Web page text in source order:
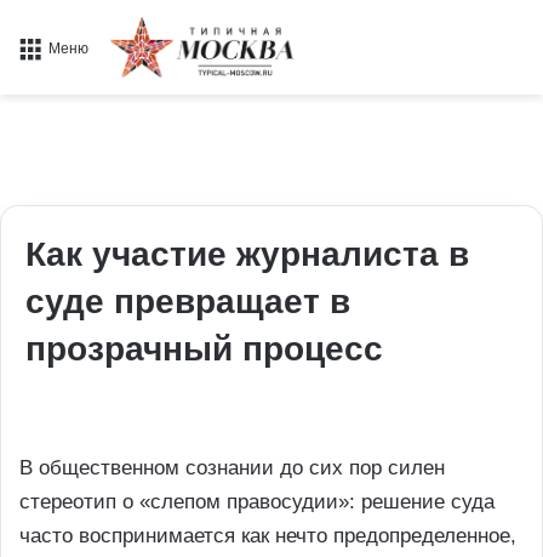
Меню
Как участие журналиста в
суде превращает в
прозрачный процесс
В общественном сознании до сих пор силен
стереотип о «слепом правосудии»: решение суда
часто воспринимается как нечто предопределенное,